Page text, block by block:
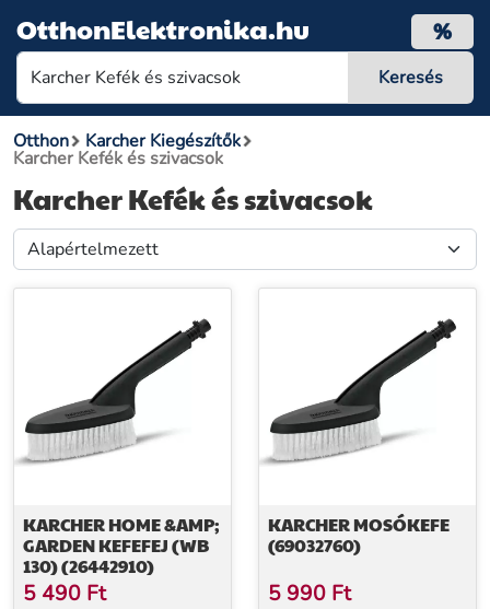
OtthonElektronika.hu %
Otthon Karcher Kiegészítők
Karcher Kefék és szivacsok
Karcher Kefék és szivacsok
KARCHER HOME &AMP;
GARDEN KEFEFEJ (WB
130) (26442910)
5 490 Ft
KARCHER MOSÓKEFE
(69032760)
5 990 Ft